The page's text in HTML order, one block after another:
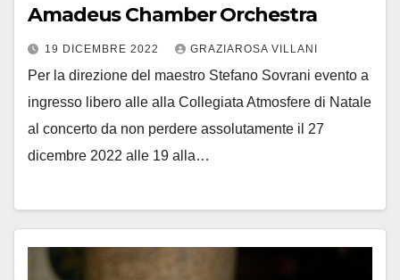
Amadeus Chamber Orchestra
19 DICEMBRE 2022 GRAZIAROSA VILLANI
Per la direzione del maestro Stefano Sovrani evento a
ingresso libero alle alla Collegiata Atmosfere di Natale
al concerto da non perdere assolutamente il 27
dicembre 2022 alle 19 alla…